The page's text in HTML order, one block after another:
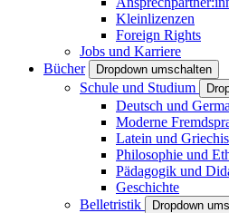
Kleinlizenzen
Foreign Rights
Jobs und Karriere
Bücher
Dropdown umschalten
Schule und Studium
Deutsch und
Moderne
Latein und
Philosophie und
Pädagogik und
Geschichte
Belletristik
Dropdown